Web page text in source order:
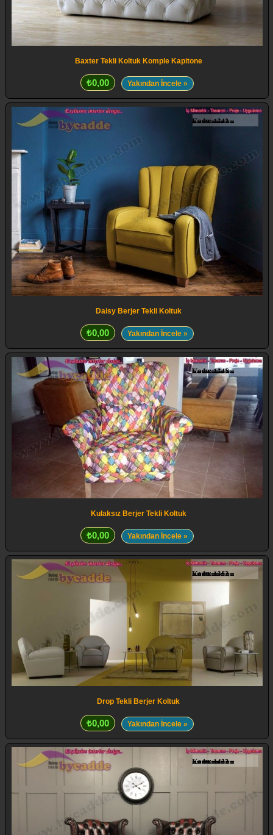
Baxter Tekli Koltuk Komple Kapitone
₺0,00 Yakından İncele »
Daisy Berjer Tekli Koltuk
₺0,00 Yakından İncele »
Kulaksız Berjer Tekli Koltuk
₺0,00 Yakından İncele »
Drop Tekli Berjer Koltuk
₺0,00 Yakından İncele »